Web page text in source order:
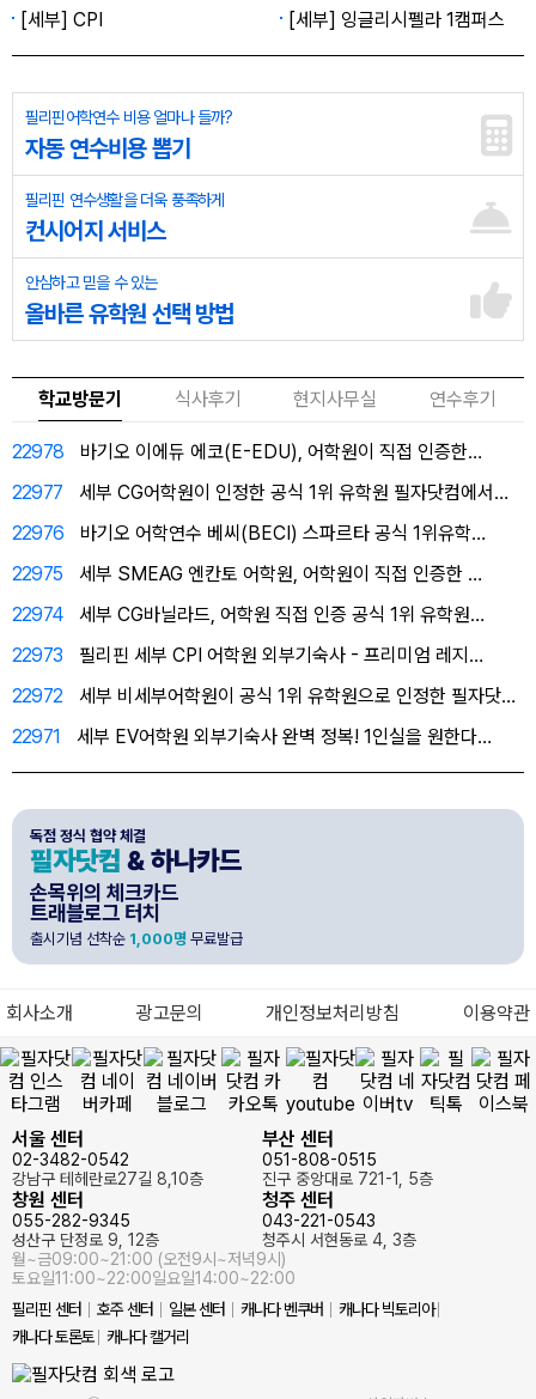
[세부] CPI
[세부] 잉글리시펠라 1캠퍼스
필리핀어학연수 비용 얼마나 들까?
자동 연수비용 뽑기
필리핀 연수생활을 더욱 풍족하게
컨시어지 서비스
안심하고 믿을 수 있는
올바른 유학원 선택 방법
학교방문기 식사후기 현지사무실 연수후기
22978
바기오 이에듀 에코(E-EDU), 어학원이 직접 인증한…
22977
세부 CG어학원이 인정한 공식 1위 유학원 필자닷컴에서…
22976
바기오 어학연수 베씨(BECI) 스파르타 공식 1위유학…
22975
세부 SMEAG 엔칸토 어학원, 어학원이 직접 인증한 …
22974
세부 CG바닐라드, 어학원 직접 인증 공식 1위 유학원…
22973
필리핀 세부 CPI 어학원 외부기숙사 - 프리미엄 레지…
22972
세부 비세부어학원이 공식 1위 유학원으로 인정한 필자닷…
22971
세부 EV어학원 외부기숙사 완벽 정복! 1인실을 원한다…
필자닷컴 & 하나카드
독점 정식 협약 체결
손목위의 체크카드
트래블로그 터치
출시기념 선착순 1,000명 무료발급
회사소개 광고문의 개인정보처리방침 이용약관
서울 센터
02-3482-0542
강남구 테헤란로27길 8,10층
부산 센터
051-808-0515
진구 중앙대로 721-1, 5층
창원 센터
055-282-9345
성산구 단정로 9, 12층
청주 센터
043-221-0543
청주시 서현동로 4, 3층
월~금09:00~21:00 (오전9시~저녁9시)
토요일11:00~22:00일요일14:00~22:00
필리핀 센터
호주 센터 일본 센터 캐나다 벤쿠버
캐나다 빅토리아
캐나다 토론토
캐나다 캘거리